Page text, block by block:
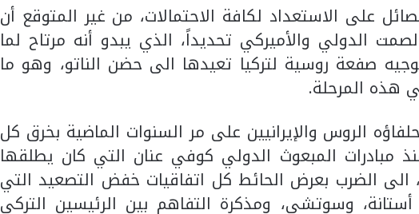
على الاستعداد لكافة الاحتمالات، من غير المتوقع أن
الدولي والأميركي تحديداً، الذي يبدو أنه مرتاح لما
صفعة روسية لتركيا تعيدها الى حضن الناتو، وهو ما
هذه المرحلة.
الروس والإيرانيين على مر السنوات الماضية بخرق كل
مبادرات المبعوث الدولي كوفي عنان التي كان يطلقها
الى الضرب بعرض الحائط كل اتفاقيات خفض التصعيد التي
أستانة، وسوتشي، ومذكرة التفاهم بين الرئيسين التركي